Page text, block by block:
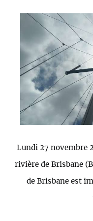
Lundi 27 novembre
rivière de Brisbane
de Brisbane est